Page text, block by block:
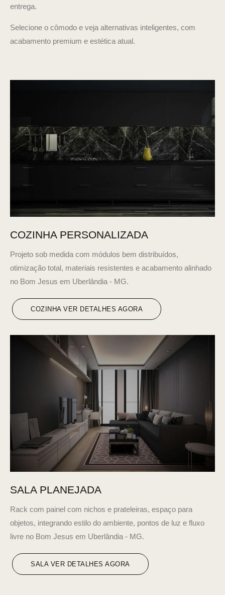
entrega.
Selecione o cômodo e veja alternativas inteligentes, com
acabamento premium e estética atual.
COZINHA PERSONALIZADA
Projeto sob medida com módulos bem distribuídos,
otimização total, materiais resistentes e acabamento alinhado
no Bom Jesus em Uberlândia - MG.
COZINHA VER DETALHES AGORA
SALA PLANEJADA
Rack com painel com nichos e prateleiras, espaço para
objetos, integrando estilo do ambiente, pontos de luz e fluxo
livre no Bom Jesus em Uberlândia - MG.
SALA VER DETALHES AGORA